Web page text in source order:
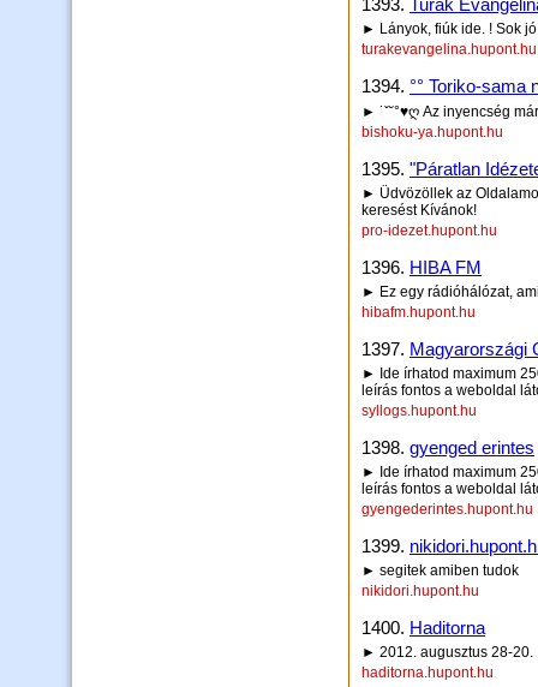
1393. Turák
► Lányok, fiúk ide. ! Sok
turakevangelina.hupont.hu
1394. °° Toriko-sama
► ˙ˇ˘°♥ღ Az inyencség
bishoku-ya.hupont.hu
1395. "Páratlan
► Üdvözöllek az
keresést Kívánok!
pro-idezet.hupont.hu
1396. HIBA FM
► Ez egy rádióhálózat,
hibafm.hupont.hu
1397. Magyarországi
► Ide írhatod maximum
leírás fontos a weboldal
syllogs.hupont.hu
1398. gyenged erintes
► Ide írhatod maximum
leírás fontos a weboldal
gyengederintes.hupont.hu
1399.
► segitek amiben tudok
nikidori.hupont.hu
1400. Haditorna
► 2012. augusztus 28-20.
haditorna.hupont.hu